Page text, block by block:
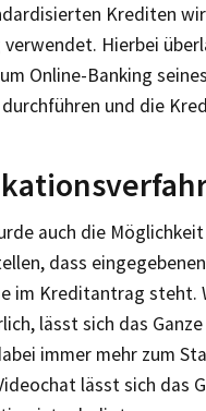
Krediten
Hierbei
Online-Banking
und die
auch die
dass
im Kreditantrag steht.
lässt sich das
immer mehr zum
lässt sich das